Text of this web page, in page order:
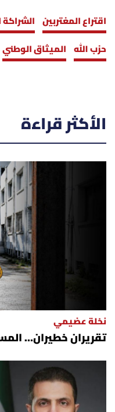
اقتراع المغتربين
حزب الله الميثاق الوطني
الأكثر قراءة
نخلة عضيمي
تقريران خطيران…